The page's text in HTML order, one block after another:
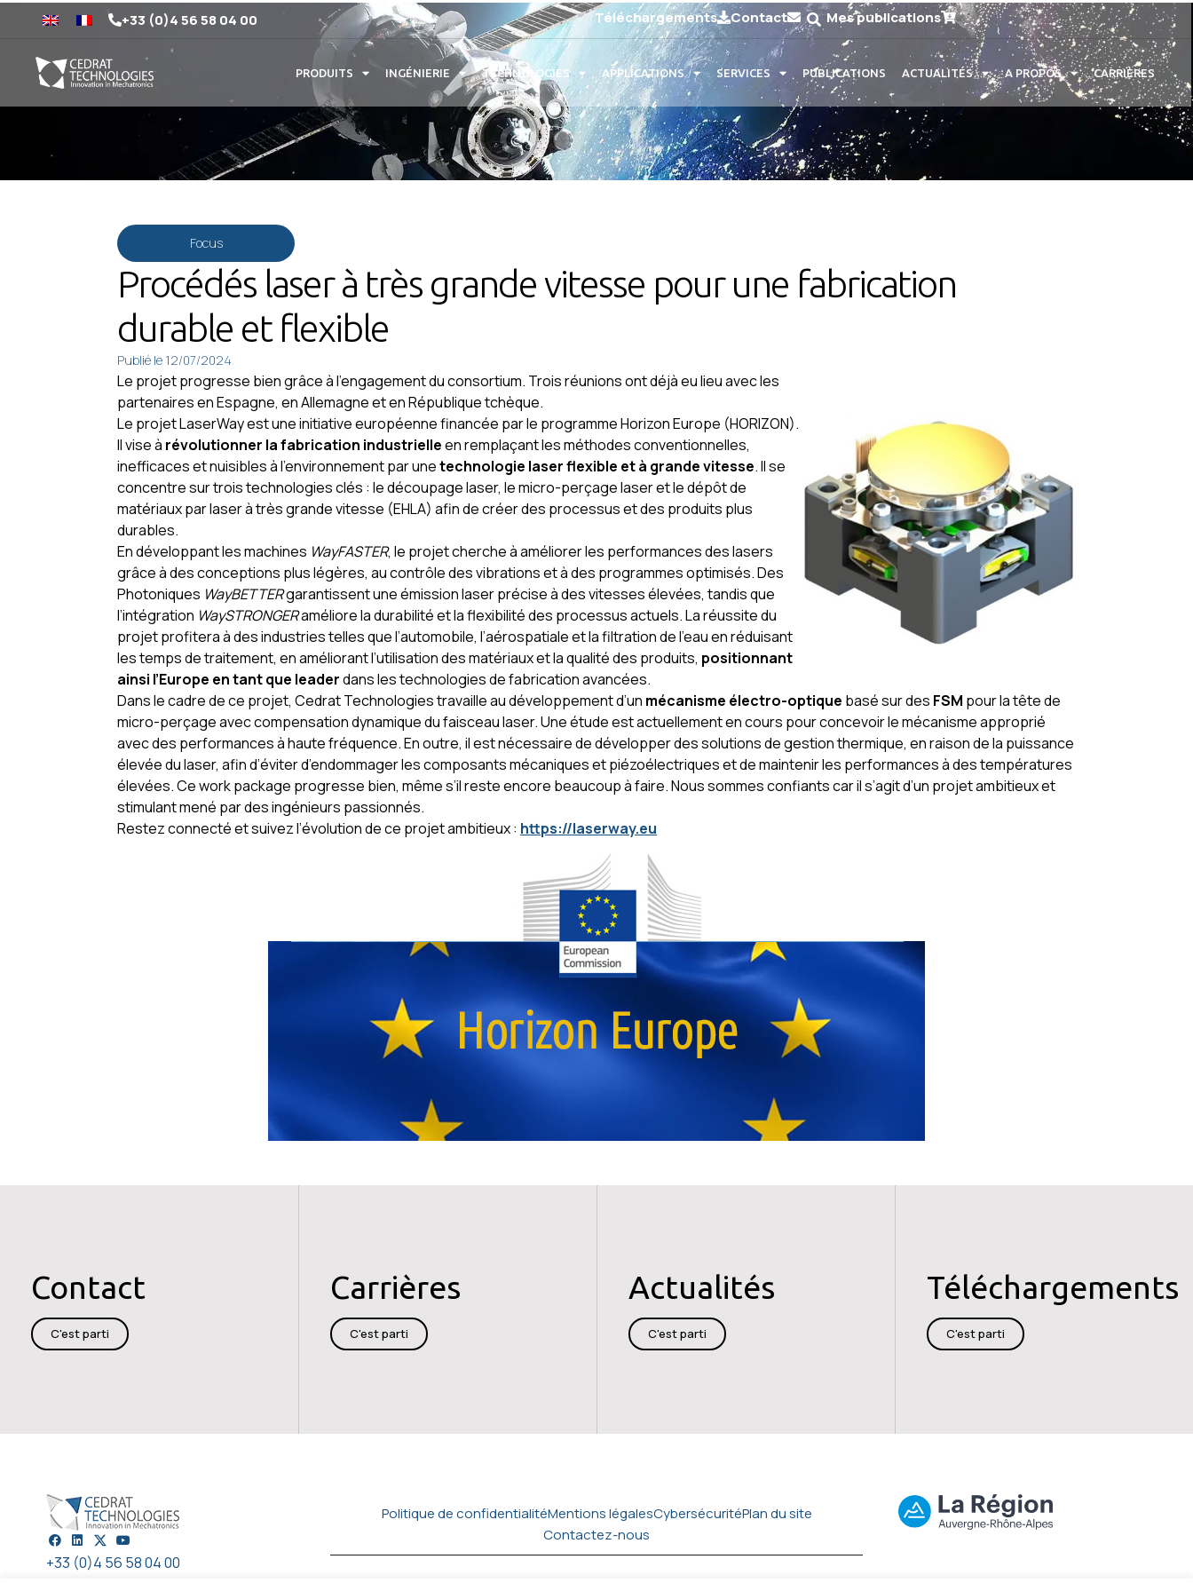
+33 (0)4 56 58 04 00 Téléchargements Contact Mes publications
PRODUITS INGÉNIERIE TECHNOLOGIES APPLICATIONS SERVICES PUBLICATIONS ACTUALITÉS A PROPOS CARRIÈRES
Focus
Procédés laser à très grande vitesse pour une fabrication
durable et flexible
Publié le 12/07/2024
Le projet progresse bien grâce à l’engagement du consortium. Trois réunions ont déjà eu lieu avec les
partenaires en Espagne, en Allemagne et en République tchèque.
Le projet LaserWay est une initiative européenne financée par le programme Horizon Europe (HORIZON).
Il vise à révolutionner la fabrication industrielleen remplaçant les méthodes conventionnelles,
inefficaces et nuisibles à l’environnement par unetechnologie laser flexible et à grande vitesse. Il se
concentre sur trois technologies clés : le découpage laser, le micro-perçage laser et le dépôt de
matériaux par laser à très grande vitesse (EHLA) afin de créer des processus et des produits plus
durables.
En développant les machines WayFASTER, le projet cherche à améliorer les performances des lasers
grâce à des conceptions plus légères, au contrôle des vibrations et à des programmes optimisés. Des
Photoniques WayBETTERgarantissent une émission laser précise à des vitesses élevées, tandis que
l’intégration WaySTRONGERaméliore la durabilité et la flexibilité des processus actuels. La réussite du
projet profitera à des industries telles que l’automobile, l’aérospatiale et la filtration de l’eau en réduisant
les temps de traitement, en améliorant l’utilisation des matériaux et la qualité des produits, positionnant
ainsi l’Europe en tant que leaderdans les technologies de fabrication avancées.
Dans le cadre de ce projet, Cedrat Technologies travaille au développement d’un mécanisme électro-optique basé sur des FSM pour la tête de
micro-perçage avec compensation dynamique du faisceau laser. Une étude est actuellement en cours pour concevoir le mécanisme approprié
avec des performances à haute fréquence. En outre, il est nécessaire de développer des solutions de gestion thermique, en raison de la puissance
élevée du laser, afin d’éviter d’endommager les composants mécaniques et piézoélectriques et de maintenir les performances à des températures
élevées. Ce work package progresse bien, même s’il reste encore beaucoup à faire. Nous sommes confiants car il s’agit d’un projet ambitieux et
stimulant mené par des ingénieurs passionnés.
Restez connecté et suivez l’évolution de ce projet ambitieux : https://laserway.eu
Contact
C'est parti
Carrières
C'est parti
Actualités
C'est parti
Téléchargements
C'est parti
+33 (0)4 56 58 04 00
Politique de confidentialitéMentions légalesCybersécuritéPlan du site
Contactez-nous